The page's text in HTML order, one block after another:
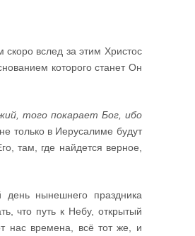
вслед за этим Христос
которого станет Он
того покарает Бог, ибо
только в Иерусалиме будут
там, где найдется верное,
нынешнего праздника
что путь к Небу, открытый
нас времена, всё тот же, и